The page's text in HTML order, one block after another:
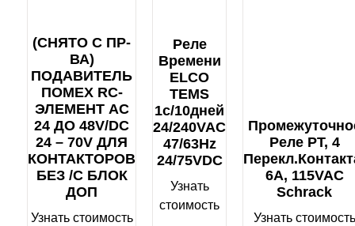
(СНЯТО С ПР-
ВА)
ПОДАВИТЕЛЬ
ПОМЕХ RC-
ЭЛЕМЕНТ AC
24 ДO 48V/DC
24 – 70V ДЛЯ
КОНТАКТОРОВ
БЕЗ /С БЛОК
ДОП
Узнать стоимость
Реле
Времени
ELCO
TEMS
1с/10дней
24/240VAC
47/63Hz
24/75VDC
Узнать
стоимость
Реле PT, 4
6А, 115VAC
Schrack
Узнать стоимость